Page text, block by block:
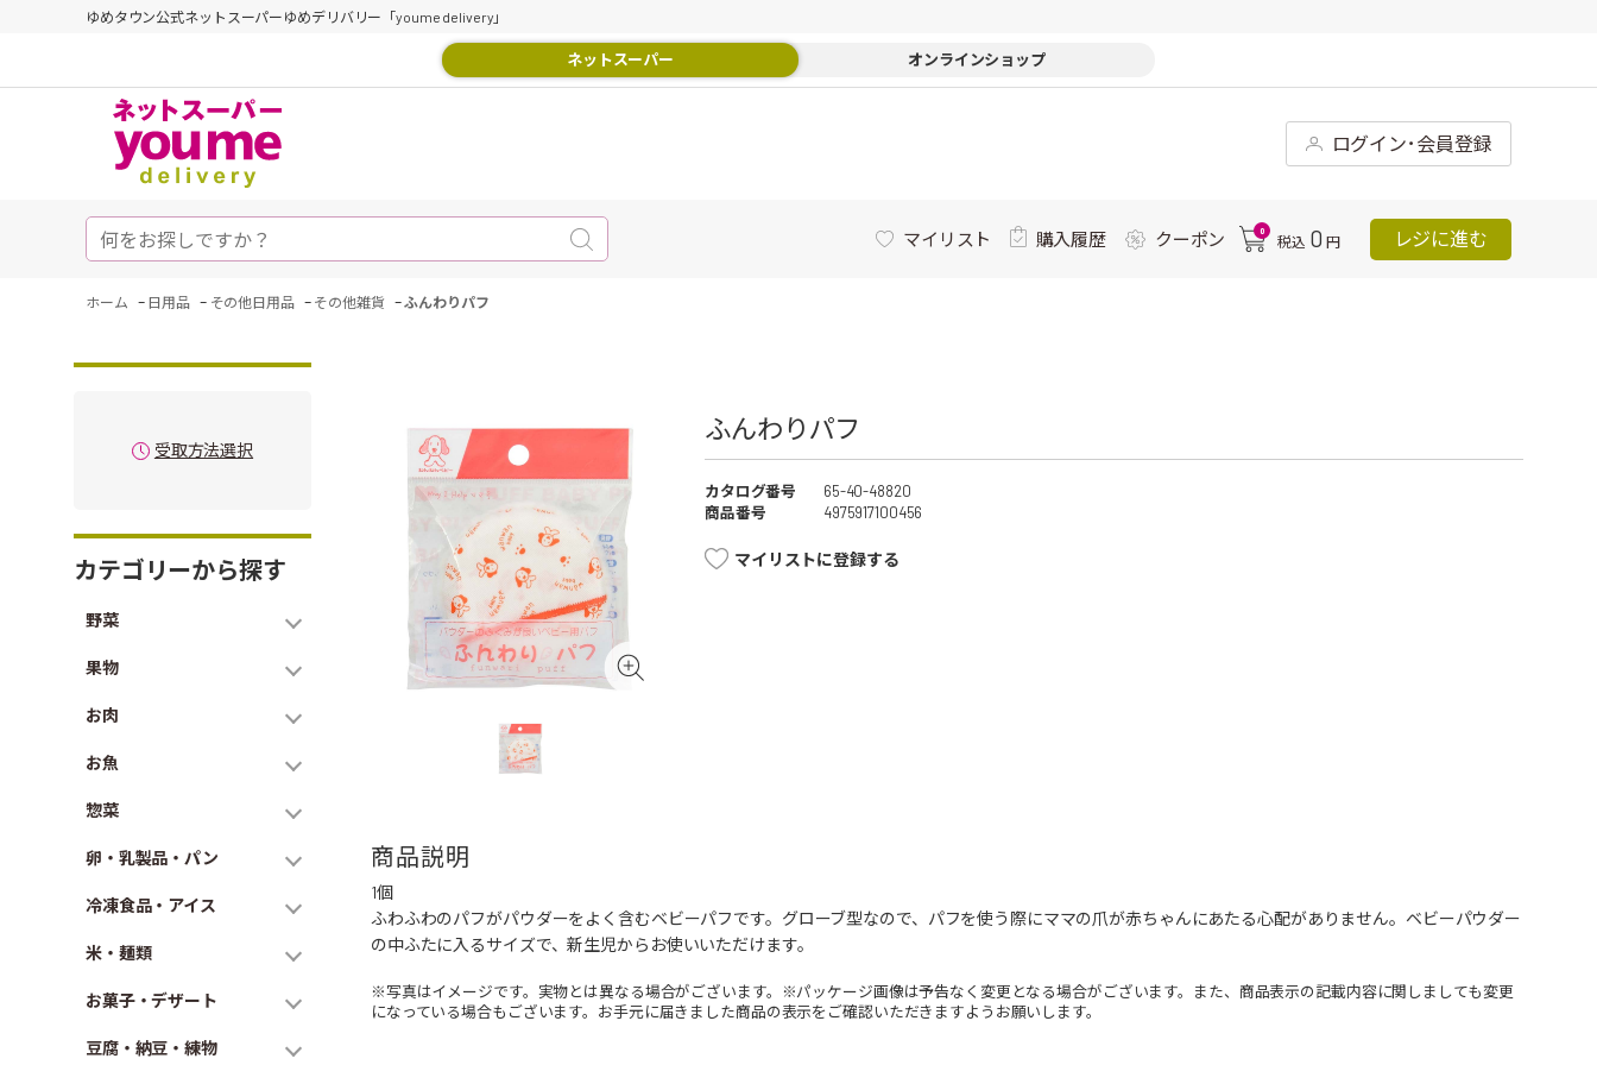
ゆめタウン公式ネットスーパーゆめデリバリー「youme delivery」
ネットスーパー オンラインショップ
ログイン･会員登録
マイリスト 購入履歴 クーポン 0
税込 0 円 レジに進む
ホーム - 日用品 - その他日用品 - その他雑貨 -ふんわりパフ
受取方法選択
カテゴリーから探す
野菜
果物
お肉
お魚
惣菜
卵・乳製品・パン
冷凍食品・アイス
米・麺類
お菓子・デザート
豆腐・納豆・練物
ふんわりパフ
カタログ番号
65-40-48820
商品番号
4975917100456
マイリストに登録する
商品説明
1個
ふわふわのパフがパウダーをよく含むベビーパフです。グローブ型なので、パフを使う際にママの爪が赤ちゃんにあたる心配がありません。ベビーパウダー
の中ふたに入るサイズで、新生児からお使いいただけます。
※写真はイメージです。実物とは異なる場合がございます。※パッケージ画像は予告なく変更となる場合がございます。また、商品表示の記載内容に関しましても変更
になっている場合もございます。お手元に届きました商品の表示をご確認いただきますようお願いします。